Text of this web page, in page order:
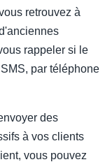
retrouvez à
rappeler si le
par téléphone
des
à vos clients
vous pouvez